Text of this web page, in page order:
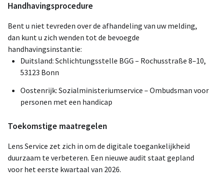
Handhavingsprocedure
Bent u niet tevreden over de afhandeling van uw melding,
dan kunt u zich wenden tot de bevoegde
handhavingsinstantie:
Duitsland: Schlichtungsstelle BGG – Rochusstraße 8–10,
53123 Bonn
Oostenrijk: Sozialministeriumservice – Ombudsman voor
personen met een handicap
Toekomstige maatregelen
Lens Service zet zich in om de digitale toegankelijkheid
duurzaam te verbeteren. Een nieuwe audit staat gepland
voor het eerste kwartaal van 2026.